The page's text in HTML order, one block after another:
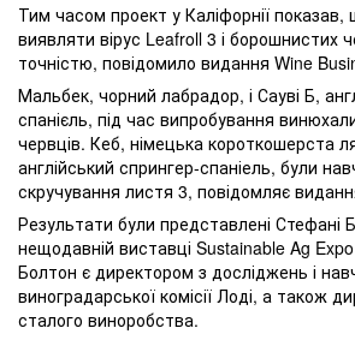
Тим часом проект у Каліфорнії
виявляти вірус Leafroll 3 і борошнистих
точністю, повідомило видання Wine
Мальбек, чорний лабрадор, і Сауві Б,
спанієль, під час випробування
червців. Кеб, німецька короткошерста
англійський спрингер-спаніель, були
скручування листя 3, повідомляє
Результати були представлені Стефані
нещодавній виставці Sustainable Ag
Болтон є директором з досліджень і
виноградарської комісії Лоді, а також
сталого виноробства.